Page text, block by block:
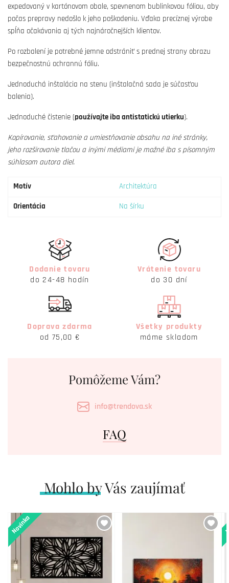
expedovaný v kartónovom obale, spevnenom bublinkovou fóliou, aby
počas prepravy nedošlo k jeho poškodeniu. Vďaka precíznej výrobe
spĺňa očakávania aj tých najnáročnejších klientov.
Po rozbalení je potrebné jemne odstrániť s prednej strany obrazu
bezpečnostnú ochrannú fóliu.
Jednoduchá inštalácia na stenu (inštalačná sada je súčasťou
balenia).
Jednoduché čistenie (používajte iba antistatickú utierku).
Kopírovanie, sťahovanie a umiestňovanie obsahu na iné stránky,
jeho rozširovanie tlačou a inými médiami je možné iba s písomným
súhlasom autora diel.
Motív Architektúra
Orientácia Na šírku
Dodanie tovaru
do 24-48 hodín
Vrátenie tovaru
do 30 dní
Doprava zdarma
od 75,00 €
Všetky produkty
máme skladom
Pomôžeme Vám?
info@trendova.sk
FAQ
Mohlo by Vás zaujímať
Novinka